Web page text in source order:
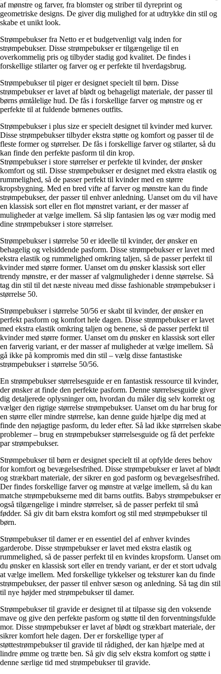
af mønstre og farver, fra blomster og striber til dyreprint og
geometriske designs. De giver dig mulighed for at udtrykke din stil og
skabe et unikt look.
Strømpebukser fra Netto er et budgetvenligt valg inden for
strømpebukser. Disse strømpebukser er tilgængelige til en
overkommelig pris og tilbyder stadig god kvalitet. De findes i
forskellige stilarter og farver og er perfekte til hverdagsbrug.
Strømpebukser til piger er designet specielt til børn. Disse
strømpebukser er lavet af blødt og behageligt materiale, der passer til
børns ømtålelige hud. De fås i forskellige farver og mønstre og er
perfekte til at fuldende børnenes outfits.
Strømpebukser i plus size er specielt designet til kvinder med kurver.
Disse strømpebukser tilbyder ekstra støtte og komfort og passer til de
fleste former og størrelser. De fås i forskellige farver og stilarter, så du
kan finde den perfekte pasform til din krop.
Strømpebukser i store størrelser er perfekte til kvinder, der ønsker
komfort og stil. Disse strømpebukser er designet med ekstra elastik og
rummelighed, så de passer perfekt til kvinder med en større
kropsbygning. Med en bred vifte af farver og mønstre kan du finde
strømpebukser, der passer til enhver anledning. Uanset om du vil have
en klassisk sort eller en flot mønstret variant, er der masser af
muligheder at vælge imellem. Så slip fantasien løs og vær modig med
dine strømpebukser i store størrelser.
Strømpebukser i størrelse 50 er ideelle til kvinder, der ønsker en
behagelig og velsiddende pasform. Disse strømpebukser er lavet med
ekstra elastik og rummelighed omkring taljen, så de passer perfekt til
kvinder med større former. Uanset om du ønsker klassisk sort eller
trendy mønstre, er der masser af valgmuligheder i denne størrelse. Så
tag din stil til det næste niveau med disse fashionable strømpebukser i
størrelse 50.
Strømpebukser i størrelse 50/56 er skabt til kvinder, der ønsker en
perfekt pasform og komfort hele dagen. Disse strømpebukser er lavet
med ekstra elastik omkring taljen og benene, så de passer perfekt til
kvinder med større former. Uanset om du ønsker en klassisk sort eller
en farverig variant, er der masser af muligheder at vælge imellem. Så
gå ikke på kompromis med din stil – vælg disse fantastiske
strømpebukser i størrelse 50/56.
En strømpebukser størrelsesguide er en fantastisk ressource til kvinder,
der ønsker at finde den perfekte pasform. Denne størrelsesguide giver
dig detaljerede oplysninger om, hvordan du måler dig selv korrekt og
vælger den rigtige størrelse strømpebukser. Uanset om du har brug for
en større eller mindre størrelse, kan denne guide hjælpe dig med at
finde den nøjagtige pasform, du leder efter. Så lad ikke størrelsen skabe
problemer – brug en strømpebukser størrelsesguide og få det perfekte
par strømpebukser.
Strømpebukser til børn er designet specielt til at opfylde deres behov
for komfort og bevægelsesfrihed. Disse strømpebukser er lavet af blødt
og strækbart materiale, der sikrer en god pasform og bevægelsesfrihed.
Der findes forskellige farver og mønstre at vælge imellem, så du kan
matche strømpebukserne med dit barns outfits. Babys strømpebukser er
også tilgængelige i mindre størrelser, så de passer perfekt til små
fødder. Så giv dit barn ekstra komfort og stil med strømpebukser til
børn.
Strømpebukser til damer er en essentiel del af enhver kvindes
garderobe. Disse strømpebukser er lavet med ekstra elastik og
rummelighed, så de passer perfekt til en kvindes kropsform. Uanset om
du ønsker en klassisk sort eller en trendy variant, er der et stort udvalg
at vælge imellem. Med forskellige tykkelser og teksturer kan du finde
strømpebukser, der passer til enhver sæson og anledning. Så tag din stil
til nye højder med strømpebukser til damer.
Strømpebukser til gravide er designet til at tilpasse sig den voksende
mave og give den perfekte pasform og støtte til den forventningsfulde
mor. Disse strømpebukser er lavet af blødt og strækbart materiale, der
sikrer komfort hele dagen. Der er forskellige typer af
støttestrømpebukser til gravide til rådighed, der kan hjælpe med at
lindre ømme og trætte ben. Så giv dig selv ekstra komfort og støtte i
denne særlige tid med strømpebukser til gravide.